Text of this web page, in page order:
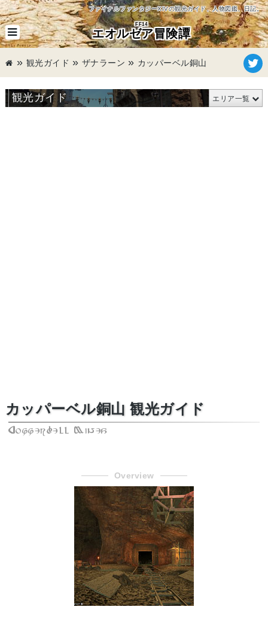
ファイナルファンタジーXIVの観光ガイド、人物図鑑、日記。
FF14
エオルゼア冒険譚
観光ガイド ザナラーン カッパーベル銅山
カッパーベル銅山 観光ガイド
Copperbell Mines
Overview
観光ガイド エリア一覧